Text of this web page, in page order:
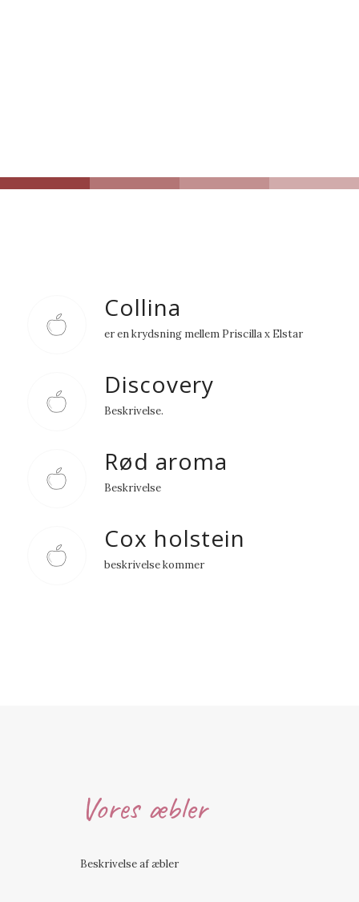
Collina
er en krydsning mellem Priscilla x Elstar
Discovery
Beskrivelse.
Rød aroma
Beskrivelse
Cox holstein
beskrivelse kommer
Vores æbler
Beskrivelse af æbler